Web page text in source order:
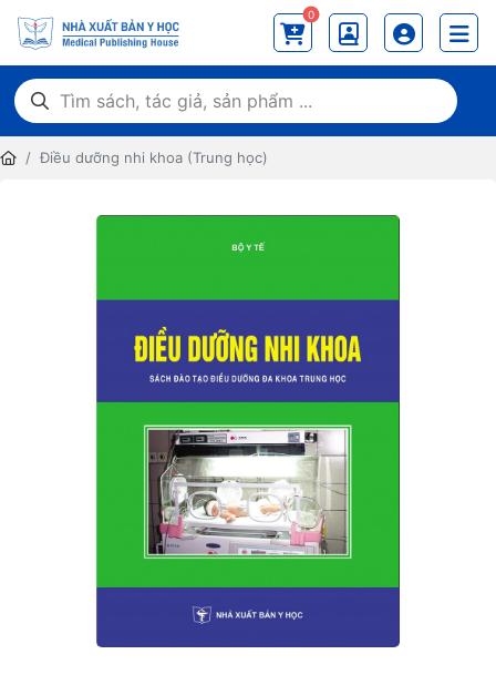
0
Điều dưỡng nhi khoa (Trung học)